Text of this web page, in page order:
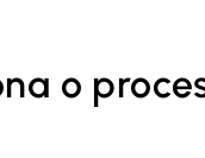
o